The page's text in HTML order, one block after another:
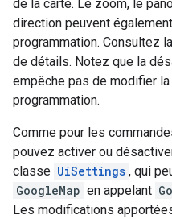
de la carte. Le zoom, le
direction peuvent
programmation. Consultez
de détails. Notez que la
empêche pas de modifier
programmation.
Comme pour les
pouvez activer ou
classe UiSettings , qui
GoogleMap en appelant
Les modifications